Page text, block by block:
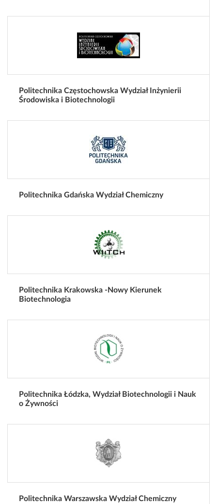
Politechnika Częstochowska Wydział Inżynierii
Środowiska i Biotechnologii
Politechnika Gdańska Wydział Chemiczny
Politechnika Krakowska -Nowy Kierunek
Biotechnologia
Politechnika Łódzka, Wydział Biotechnologii i Nauk
o Żywności
Politechnika Warszawska Wydział Chemiczny